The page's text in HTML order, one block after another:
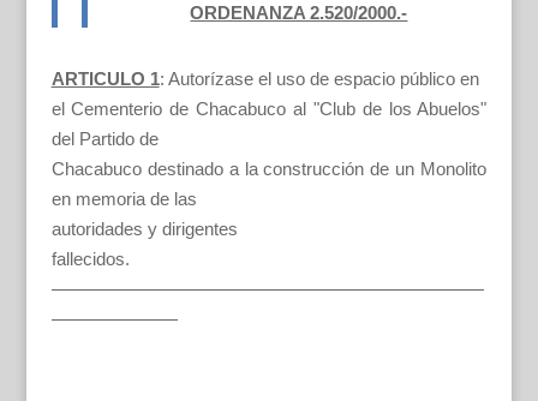
ORDENANZA 2.520/2000.-
ARTICULO 1: Autorízase el uso de espacio público en
el Cementerio de Chacabuco al "Club de los Abuelos"
del Partido de
Chacabuco destinado a la construcción de un Monolito
en memoria de las
autoridades y dirigentes
fallecidos.
————————————————————————
———————